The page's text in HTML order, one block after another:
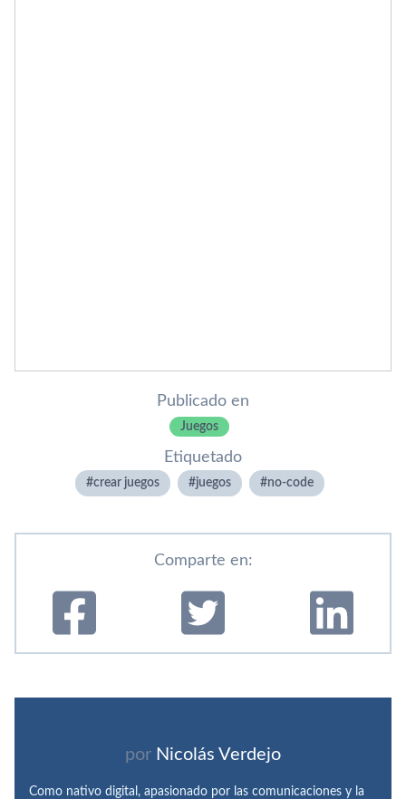
Publicado en
Juegos
Etiquetado
crear juegos juegos no-code
Comparte en:
por Nicolás Verdejo
Como nativo digital, apasionado por las comunicaciones y la